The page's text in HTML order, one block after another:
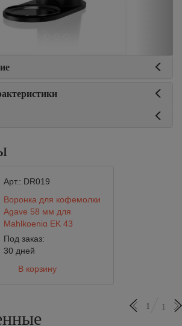
Арт.: DR019
Воронка для кофемолки
Agave 58 мм для
Mahlkoenig EK 43
Под заказ:
30 дней
В корзину
1 1